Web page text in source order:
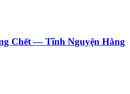
Chết — Tĩnh Nguyện Hằng